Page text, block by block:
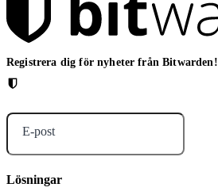
Registrera dig för nyheter från Bitwarden!
E-post
Lösningar